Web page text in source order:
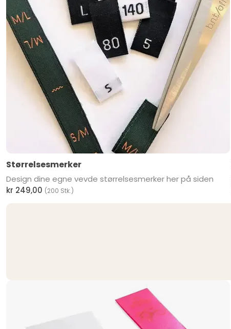
Størrelsesmerker
Design dine egne vevde størrelsesmerker her på siden
kr 249,00 (200 Stk.)